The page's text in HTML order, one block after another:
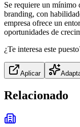
Se requiere un mínimo
branding, con
empresa ofrece un
oportunidades de
¿Te interesa este
Aplicar
Relacionado